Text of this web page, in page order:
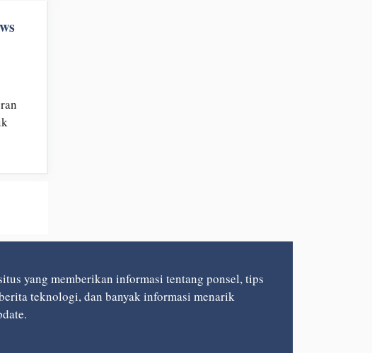
yang memberikan informasi tentang ponsel, tips
teknologi, dan banyak informasi menarik